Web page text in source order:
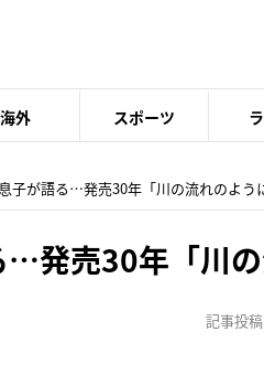
海外 スポーツ
子が語る…発売30年「川の流れのよう
発売30年「川
記事投